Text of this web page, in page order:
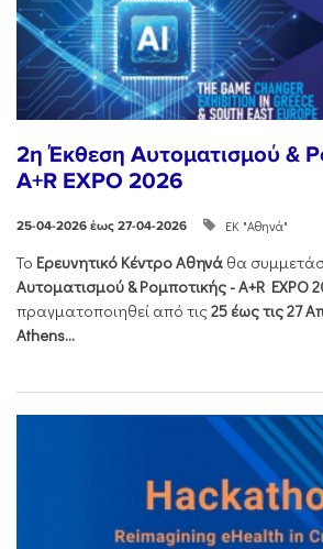
2η Έκθεση Αυτοματισμού &
A+R EXPO 2026
25-04-2026 έως 27-04-2026 ΕΚ "Αθηνά"
Το Ερευνητικό Κέντρο Αθηνά θα
Αυτοματισμού & Ρομποτικής - Α+R EXPO
πραγματοποιηθεί από τις25 έως τις 27
Athens...